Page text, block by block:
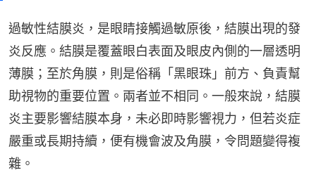
過敏性結膜炎，是眼睛接觸過敏原後，結膜出現的發
炎反應。結膜是覆蓋眼白表面及眼皮內側的一層透明
薄膜；至於角膜，則是俗稱「黑眼珠」前方、負責幫
助視物的重要位置。兩者並不相同。一般來說，結膜
炎主要影響結膜本身，未必即時影響視力，但若炎症
嚴重或長期持續，便有機會波及角膜，令問題變得複
雜。